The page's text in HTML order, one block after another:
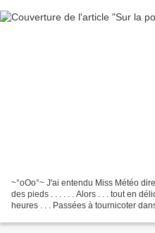
~°oOo°~ J'ai entendu Miss Météo
des pieds . . . . . . Alors . . . tout en
heures . . . Passées à tournicoter